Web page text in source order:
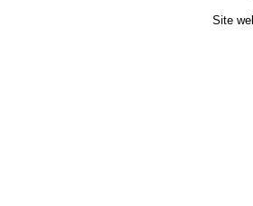
Site